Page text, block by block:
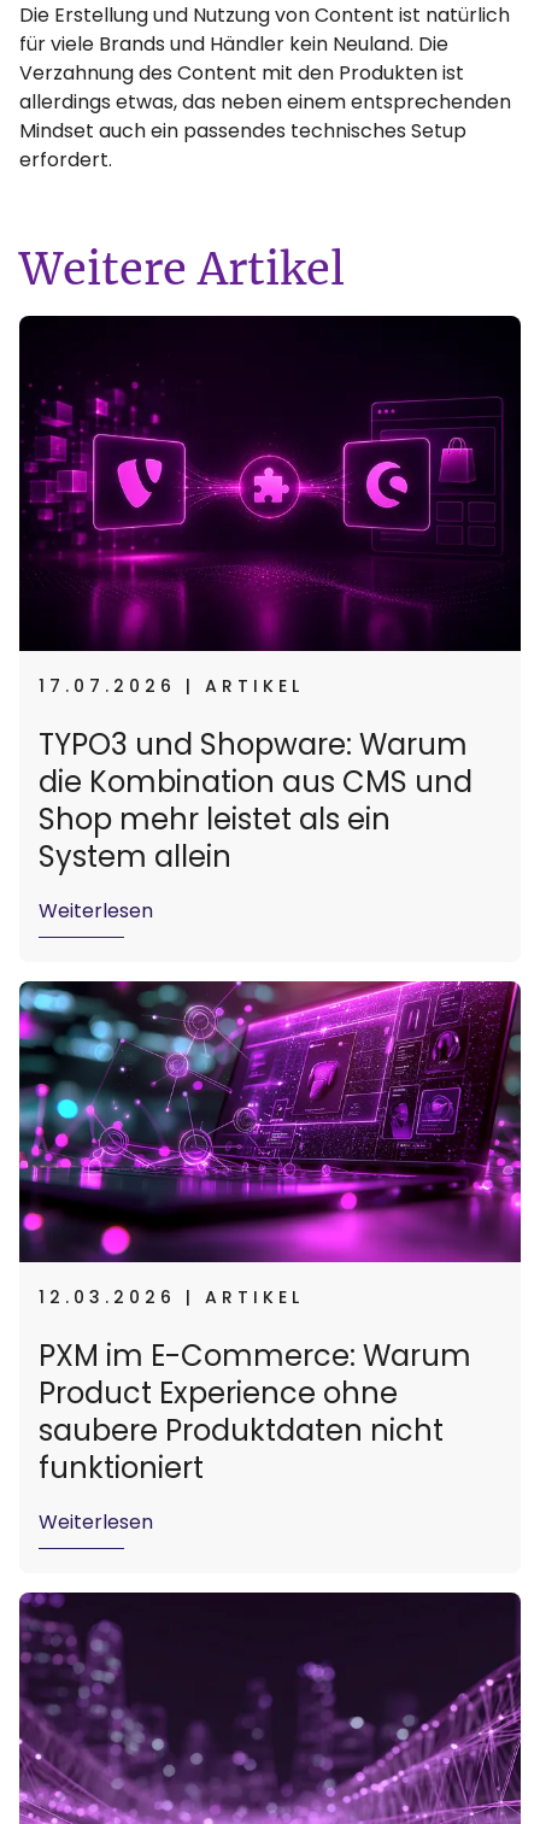
Die Erstellung und Nutzung von Content ist natürlich
für viele Brands und Händler kein Neuland. Die
Verzahnung des Content mit den Produkten ist
allerdings etwas, das neben einem entsprechenden
Mindset auch ein passendes technisches Setup
erfordert.
Weitere Artikel
17.07.2026 | ARTIKEL
TYPO3 und Shopware: Warum
die Kombination aus CMS und
Shop mehr leistet als ein
System allein
Weiterlesen
12.03.2026 | ARTIKEL
PXM im E-Commerce: Warum
Product Experience ohne
saubere Produktdaten nicht
funktioniert
Weiterlesen